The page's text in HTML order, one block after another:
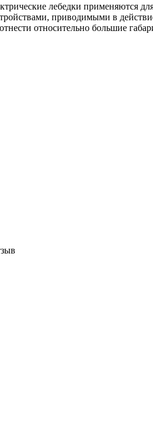
лебедки применяются
приводимыми в
относительно большие